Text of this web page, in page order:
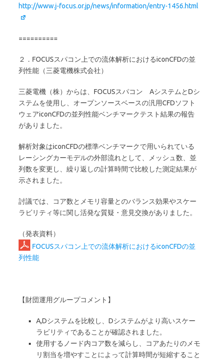
http://www.j-focus.or.jp/news/information/entry-1456.html
==========
２．FOCUSスパコン上での流体解析におけるiconCFDの並
列性能（三菱電機株式会社）
三菱電機（株）からは、FOCUSスパコン AシステムとDシ
ステムを使用し、オープンソースベースの汎用CFDソフト
ウェアiconCFDの並列性能ベンチマークテスト結果の報告
がありました。
解析対象はiconCFDの標準ベンチマークで用いられている
レーシングカーモデルの外部流れとして、メッシュ数、並
列数を変更し、繰り返しの計算時間で比較した測定結果が
示されました。
討議では、コア数とメモリ容量とのバランス効果やスケー
ラビリティ等に関し活発な質疑・意見交換がありました。
（発表資料）
FOCUSスパコン上での流体解析におけるiconCFDの並
列性能
【財団運用グループコメント】
A,Dシステムを比較し、Dシステムがより高いスケー
ラビリティであることが確認されました。
使用するノード内コア数を減らし、コアあたりのメモ
リ割当を増やすことによって計算時間が短縮すること